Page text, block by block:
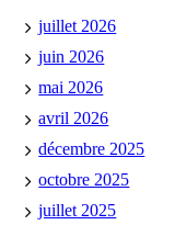
juillet 2026
juin 2026
mai 2026
avril 2026
décembre 2025
octobre 2025
juillet 2025